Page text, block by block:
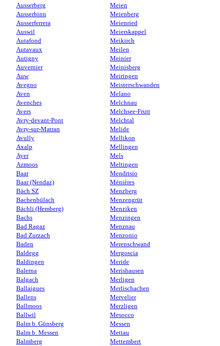
Ausserberg
Ausserbinn
Ausserferrera
Auswil
Autafond
Autavaux
Autigny
Auvernier
Auw
Avegno
Aven
Avenches
Avers
Avry-devant-Pont
Avry-sur-Matran
Avully
Axalp
Ayer
Azmoos
Baar
Baar (Nendaz)
Bäch SZ
Bachenbülach
Bächli (Hemberg)
Bachs
Bad Ragaz
Bad Zurzach
Baden
Baldegg
Baldingen
Balerna
Balgach
Ballaigues
Ballens
Ballmoos
Ballwil
Balm b. Günsberg
Balm b. Messen
Balmberg
Meien
Meienberg
Meienried
Meierskappel
Meikirch
Meilen
Meinier
Meinisberg
Meiringen
Meisterschwanden
Melano
Melchnau
Melchsee-Frutt
Melchtal
Melide
Mellikon
Mellingen
Mels
Meltingen
Mendrisio
Ménières
Menzberg
Menzengrüt
Menziken
Menzingen
Menznau
Menzonio
Merenschwand
Mergoscia
Meride
Merishausen
Merligen
Merlischachen
Mervelier
Merzligen
Mesocco
Messen
Mettau
Mettembert